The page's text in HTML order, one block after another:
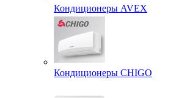
Кондиционеры AVEX
Кондиционеры CHIGO